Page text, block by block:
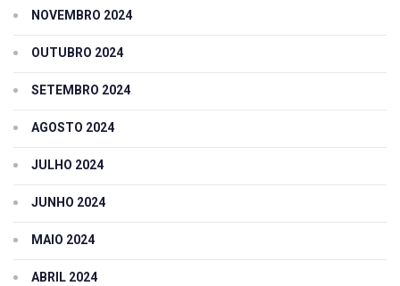
NOVEMBRO 2024
OUTUBRO 2024
SETEMBRO 2024
AGOSTO 2024
JULHO 2024
JUNHO 2024
MAIO 2024
ABRIL 2024